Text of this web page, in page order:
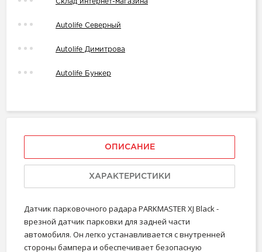
Склад интернет-магазина
Autolife Северный
Autolife Димитрова
Autolife Бункер
ОПИСАНИЕ
ХАРАКТЕРИСТИКИ
Датчик парковочного радара PARKMASTER XJ Black -
врезной датчик парковки для задней части
автомобиля. Он легко устанавливается с внутренней
стороны бампера и обеспечивает безопасную